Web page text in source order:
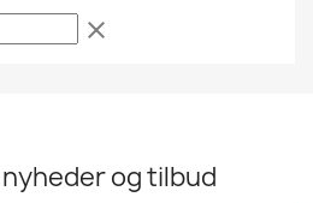
clear
og tilbud